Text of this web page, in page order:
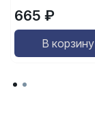
665 ₽
В корзину